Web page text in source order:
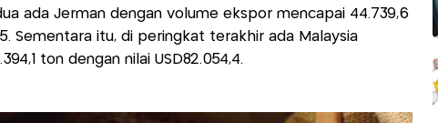
ada Jerman dengan volume ekspor mencapai 44.739,6
Sementara itu, di peringkat terakhir ada Malaysia
ton dengan nilai USD82.054,4.